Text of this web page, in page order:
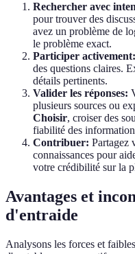
Rechercher avec
pour trouver des
avez un problème de
le problème exact.
Participer activement:
des questions claires.
détails pertinents.
Valider les réponses:
plusieurs sources ou
Choisir, croiser des
fiabilité des
Contribuer: Partagez
connaissances pour
votre crédibilité sur la
Avantages et
d'entraide
Analysons les forces et